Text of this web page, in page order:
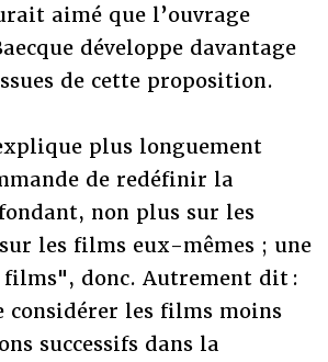
aimé que l’ouvrage
développe davantage
de cette proposition.
plus longuement
de redéfinir la
non plus sur les
les films eux-mêmes ; une
donc. Autrement dit :
considérer les films moins
successifs dans la